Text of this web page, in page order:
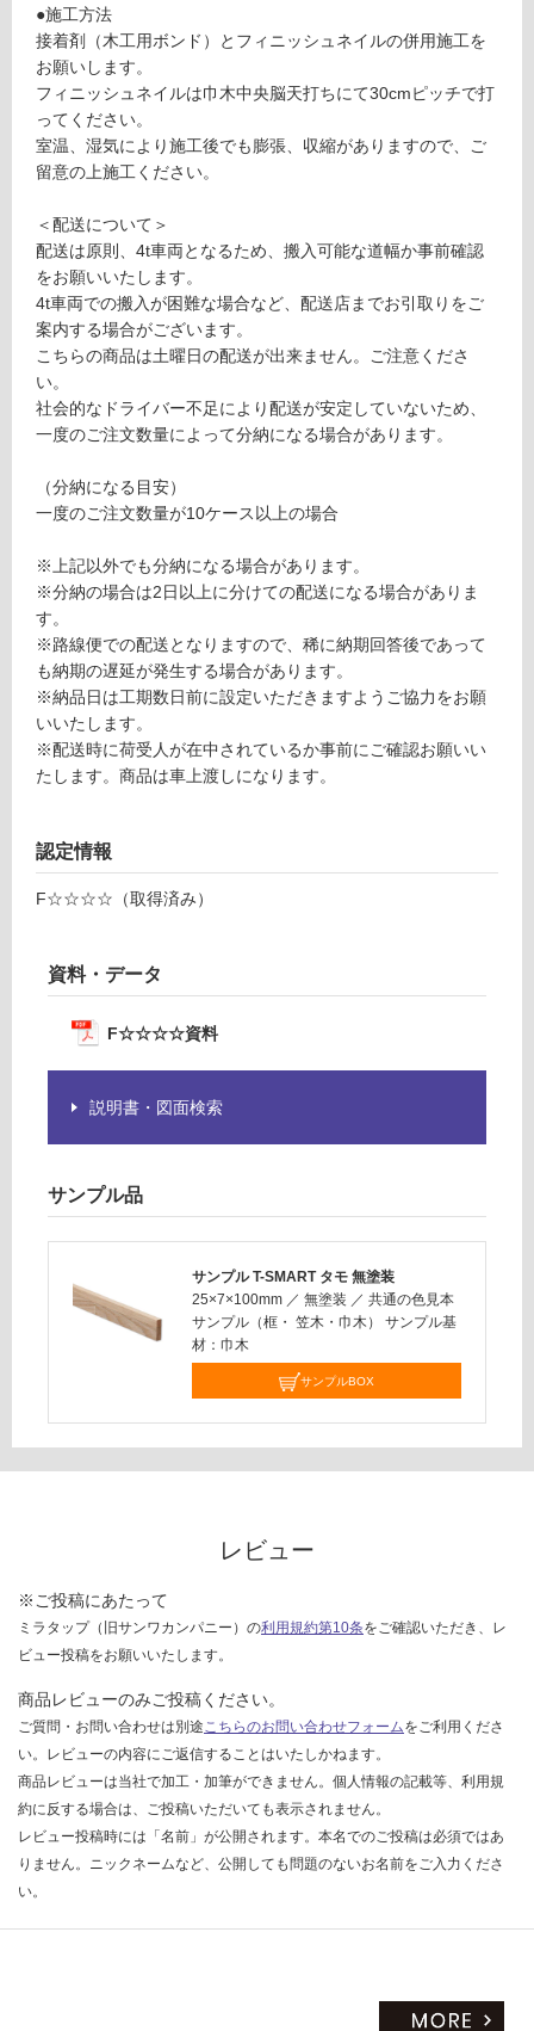
運賃表
土足・遮
音・床暖
対
応
て
い
る
対
応
し
い
る
制
限
り
の
注
意
が
必
要
※
欄
ご
く
だ
い
応
し
て
い
●施工方法
接着剤（木工用ボンド）とフィニッシュネイルの併用施工を
お願いします。
フィニッシュネイルは巾木中央脳天打ちにて30cmピッチで打
ってください。
室温、湿気により施工後でも膨張、収縮がありますので、ご
留意の上施工ください。
＜配送について＞
配送は原則、4t車両となるため、搬入可能な道幅か事前確認
をお願いいたします。
4t車両での搬入が困難な場合など、配送店までお引取りをご
案内する場合がございます。
こちらの商品は土曜日の配送が出来ません。ご注意くださ
い。
社会的なドライバー不足により配送が安定していないため、
一度のご注文数量によって分納になる場合があります。
（分納になる目安）
一度のご注文数量が10ケース以上の場合
※上記以外でも分納になる場合があります。
※分納の場合は2日以上に分けての配送になる場合がありま
す。
※路線便での配送となりますので、稀に納期回答後であって
も納期の遅延が発生する場合があります。
※納品日は工期数日前に設定いただきますようご協力をお願
いいたします。
※配送時に荷受人が在中されているか事前にご確認お願いい
たします。商品は車上渡しになります。
認定情報
F☆☆☆☆（取得済み）
資料・データ
F☆☆☆☆資料
説明書・図面検索
サンプル品
サンプル T-SMART タモ 無塗装
25×7×100mm ／ 無塗装 ／ 共通の色見本
サンプル（框・ 笠木・巾木） サンプル基
材：巾木
サンプルBOX
レビュー
※ご投稿にあたって
ミラタップ（旧サンワカンパニー）の利用規約第10条をご確認いただき、レ
ビュー投稿をお願いいたします。
商品レビューのみご投稿ください。
ご質問・お問い合わせは別途こちらのお問い合わせフォームをご利用くださ
い。レビューの内容にご返信することはいたしかねます。
商品レビューは当社で加工・加筆ができません。個人情報の記載等、利用規
約に反する場合は、ご投稿いただいても表示されません。
レビュー投稿時には「名前」が公開されます。本名でのご投稿は必須ではあ
りません。ニックネームなど、公開しても問題のないお名前をご入力くださ
い。